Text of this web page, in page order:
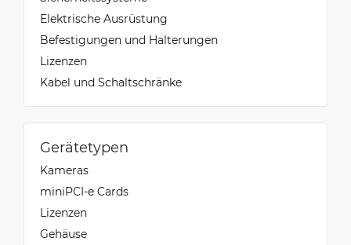
Elektrische Ausrüstung
Befestigungen und Halterungen
Lizenzen
Kabel und Schaltschränke
Gerätetypen
Kameras
miniPCI-e Cards
Lizenzen
Gehäuse